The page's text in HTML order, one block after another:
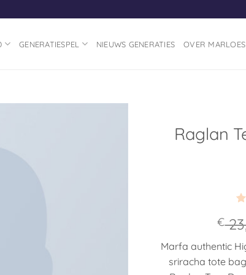
GENERATIESPEL NIEUWS GENERATIES OVER MARLOES
Raglan
5
€
Marfa authentic
sriracha tote